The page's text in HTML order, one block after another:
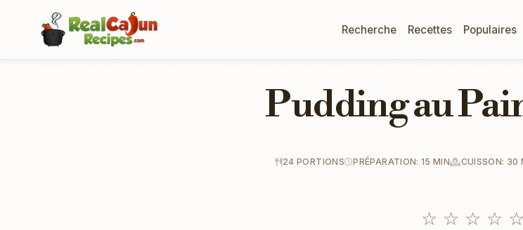
Recherche Recettes Populaires
Pudding au
24 PORTIONS PRÉPARATION: 15 MIN CUISSON: 30
☆ ☆ ☆ ☆ ☆